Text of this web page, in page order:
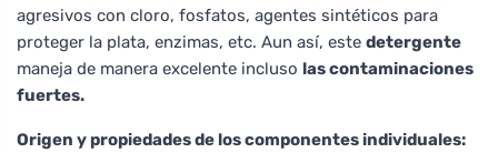
agresivos con cloro, fosfatos, agentes sintéticos para
proteger la plata, enzimas, etc. Aun así, este detergente
maneja de manera excelente incluso las contaminaciones
fuertes.
Origen y propiedades de los componentes individuales: